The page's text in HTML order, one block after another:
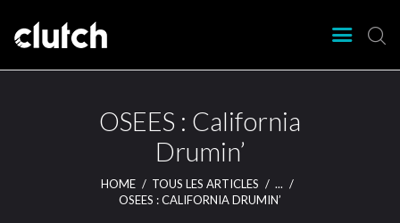
OSEES : California
Drumin’
HOME TOUS LES ARTICLES
...
OSEES : CALIFORNIA DRUMIN’
Clutch Webzine
Agenda
Nos éditions
Articles